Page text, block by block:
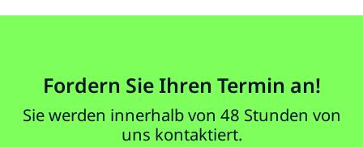
Fordern Sie Ihren Termin an!
Sie werden innerhalb von 48 Stunden von
uns kontaktiert.